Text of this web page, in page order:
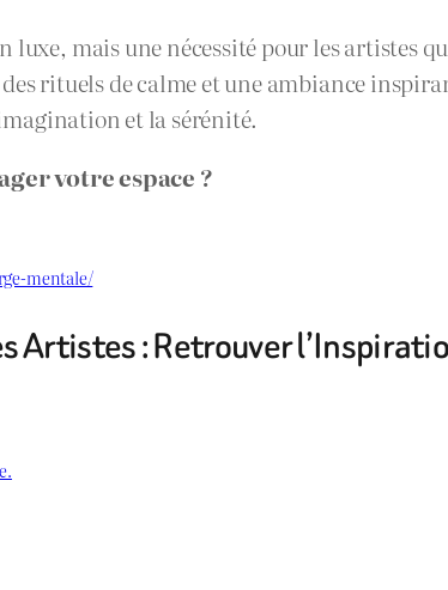
luxe, mais une nécessité pour les
rituels de calme et une ambiance
et la sérénité.
votre espace ?
mentale/
Artistes : Retrouver